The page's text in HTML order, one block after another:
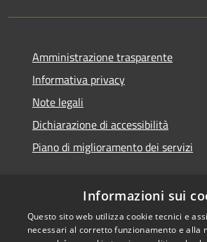
Amministrazione trasparente
Informativa privacy
Note legali
Dichiarazione di accessibilità
Piano di miglioramento dei servizi
RSS
Accessibilità
Informazioni sui
Questo sito web utilizza cookie tecnici e
necessari al corretto funzionamento e alla